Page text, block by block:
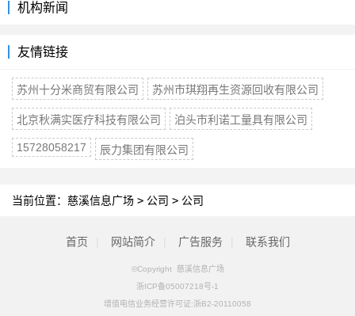
机构新闻
友情链接
苏州十分米商贸有限公司 苏州市琪翔再生资源回收有限公司
北京秋满实医疗科技有限公司 泊头市利诺工量具有限公司
15728058217 辰力集团有限公司
当前位置： 慈溪信息广场 > 公司 > 公司
首页 网站简介 广告服务 联系我们
©Copyright 慈溪信息广场
浙ICP备05007218号-1
增值电信业务经营许可证:浙B2-20110058